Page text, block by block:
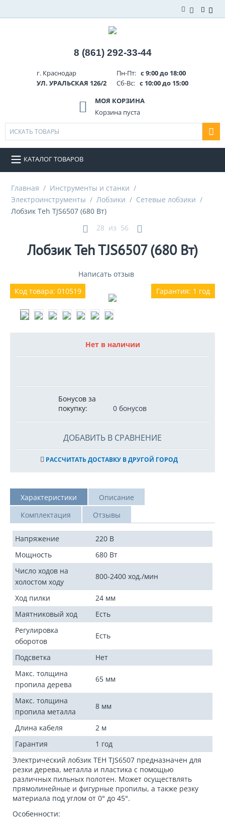
8 (861) 292-33-44
г. Краснодар
УЛ. УРАЛЬСКАЯ 126/2
Пн-Пт: с 9:00 до 18:00
Сб-Вс: с 10:00 до 15:00
МОЯ КОРЗИНА
Корзина пуста
КАТАЛОГ ТОВАРОВ
Главная / Инструменты и станки /
Электроинструменты / Лобзики / Сетевые лобзики /
Лобзик Teh TJS6507 (680 Вт)
28 из 56
Лобзик Teh TJS6507 (680 Вт)
Написать отзыв
Гарантия: 1 год
Код товара: 010519
Нет в наличии
Бонусов за
покупку:
0 бонусов
ДОБАВИТЬ В СРАВНЕНИЕ
РАССЧИТАТЬ ДОСТАВКУ В ДРУГОЙ ГОРОД
Характеристики
Описание
Комплектация
Отзывы
Напряжение
220 В
Мощность
680 Вт
Число ходов на
холостом ходу
800-2400 ход./мин
Ход пилки
24 мм
Маятниковый ход
Есть
Регулировка
оборотов
Есть
Подсветка
Нет
Макс. толщина
пропила дерева
65 мм
Макс. толщина
пропила металла
8 мм
Длина кабеля
2 м
Гарантия
1 год
Электрический лобзик TEH TJS6507 предназначен для
резки дерева, металла и пластика с помощью
различных пильных полотен. Может осуществлять
прямолинейные и фигурные пропилы, а также резку
материала под углом от 0° до 45°.
Особенности: